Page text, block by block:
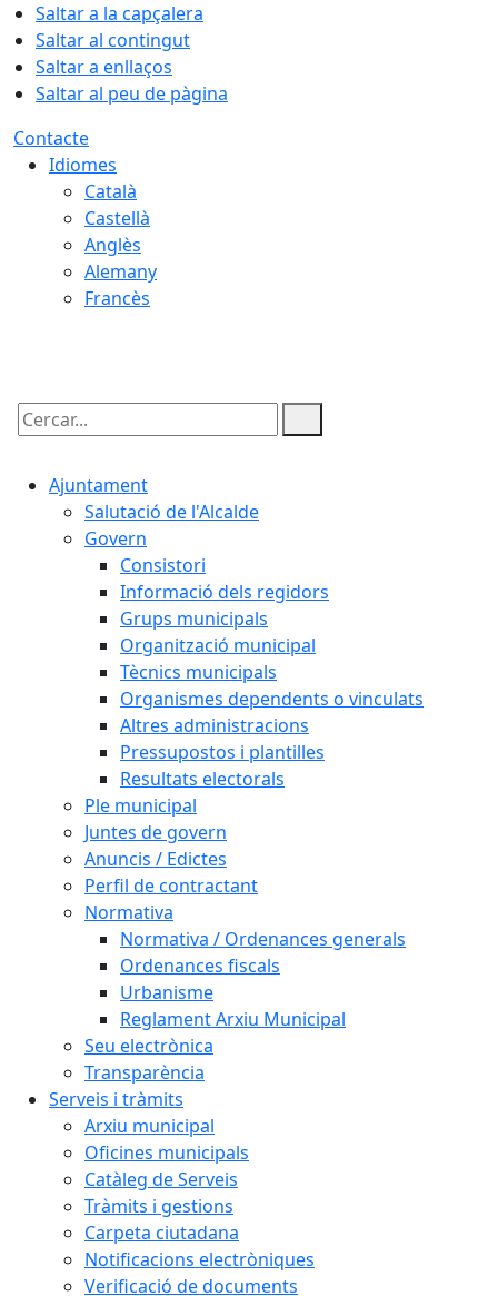
Saltar a la capçalera
Saltar al contingut
Saltar a enllaços
Saltar al peu de pàgina
Contacte
Idiomes
Català
Castellà
Anglès
Alemany
Francès
Cercar:
Ajuntament
Salutació de l'Alcalde
Govern
Consistori
Informació dels regidors
Grups municipals
Organització municipal
Tècnics municipals
Organismes dependents o vinculats
Altres administracions
Pressupostos i plantilles
Resultats electorals
Ple municipal
Juntes de govern
Anuncis / Edictes
Perfil de contractant
Normativa
Normativa / Ordenances generals
Ordenances fiscals
Urbanisme
Reglament Arxiu Municipal
Seu electrònica
Transparència
Serveis i tràmits
Arxiu municipal
Oficines municipals
Catàleg de Serveis
Tràmits i gestions
Carpeta ciutadana
Notificacions electròniques
Verificació de documents